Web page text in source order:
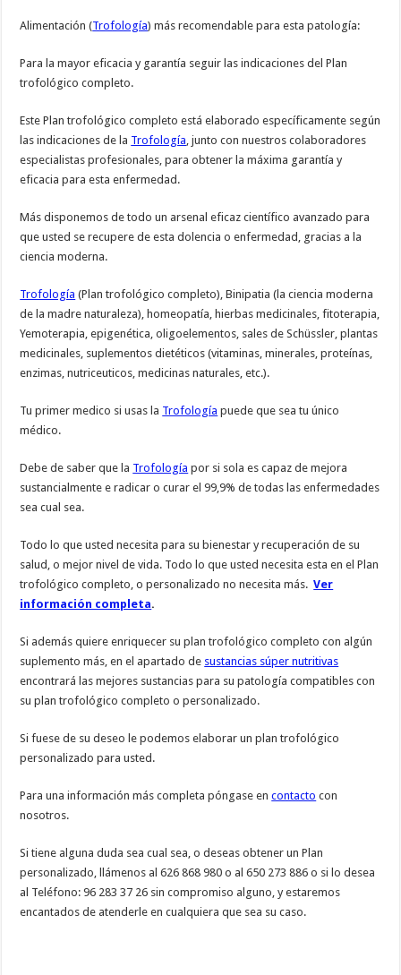
Alimentación (Trofología) más recomendable para esta patología:
Para la mayor eficacia y garantía seguir las indicaciones del Plan
trofológico completo.
Este Plan trofológico completo está elaborado específicamente según
las indicaciones de la Trofología , junto con nuestros colaboradores
especialistas profesionales, para obtener la máxima garantía y
eficacia para esta enfermedad.
Más disponemos de todo un arsenal eficaz científico avanzado para
que usted se recupere de esta dolencia o enfermedad, gracias a la
ciencia moderna.
Trofología (Plan trofológico completo), Binipatia (la ciencia moderna
de la madre naturaleza), homeopatía, hierbas medicinales, fitoterapia,
Yemoterapia, epigenética, oligoelementos, sales de Schüssler, plantas
medicinales, suplementos dietéticos (vitaminas, minerales, proteínas,
enzimas, nutriceuticos, medicinas naturales, etc.).
Tu primer medico si usas la Trofología puede que sea tu único
médico.
Debe de saber que la Trofología por si sola es capaz de mejora
sustancialmente e radicar o curar el 99,9% de todas las enfermedades
sea cual sea.
Todo lo que usted necesita para su bienestar y recuperación de su
salud, o mejor nivel de vida. Todo lo que usted necesita esta en el Plan
trofológico completo, o personalizado no necesita más.Ver
información completa.
Si además quiere enriquecer su plan trofológico completo con algún
suplemento más, en el apartado de sustancias súper nutritivas
encontrará las mejores sustancias para su patología compatibles con
su plan trofológico completo o personalizado.
Si fuese de su deseo le podemos elaborar un plan trofológico
personalizado para usted.
Para una información más completa póngase encontacto con
nosotros.
Si tiene alguna duda sea cual sea, o deseas obtener un Plan
personalizado, llámenos al 626 868 980 o al 650 273 886 o si lo desea
al Teléfono: 96 283 37 26 sin compromiso alguno, y estaremos
encantados de atenderle en cualquiera que sea su caso.